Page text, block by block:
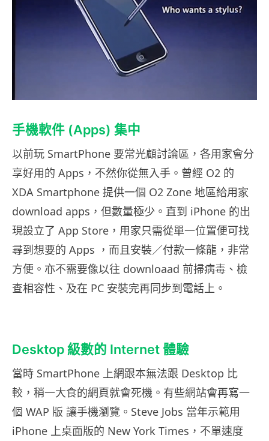
手機軟件 (Apps) 集中
以前玩 SmartPhone 要常光顧討論區，各用家會分
享好用的 Apps，不然你從無入手。曾經 O2 的
XDA Smartphone 提供一個 O2 Zone 地區給用家
download apps，但數量極少。直到 iPhone 的出
現設立了 App Store，用家只需從單一位置便可找
尋到想要的 Apps ，而且安裝／付款一條龍，非常
方便。亦不需要像以往 downloaad 前掃病毒、檢
查相容性、及在 PC 安裝完再同步到電話上。
Desktop 級數的 Internet 體驗
當時 SmartPhone 上網跟本無法跟 Desktop 比
較，稍一大食的網頁就會死機。有些網站會再寫一
個 WAP 版 讓手機瀏覽。Steve Jobs 當年示範用
iPhone 上桌面版的 New York Times，不單速度